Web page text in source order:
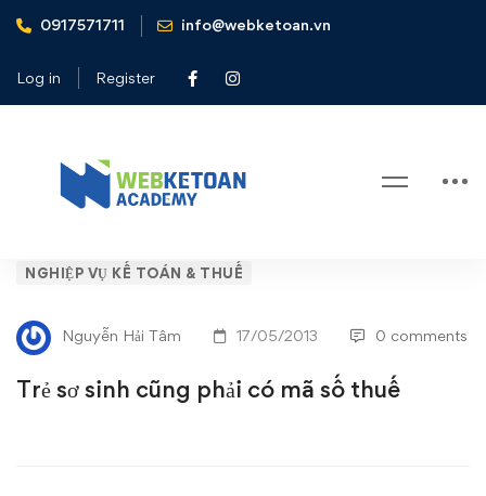
0917571711 info@webketoan.vn
Log in Register
Home
Nghiệp vụ Kế toán & Thuế
Trẻ
sơ
sinh
NGHIỆP VỤ KẾ TOÁN & THUẾ
Nguyễn Hải Tâm 17/05/2013 0 comments
Trẻ sơ sinh cũng phải có mã số thuế